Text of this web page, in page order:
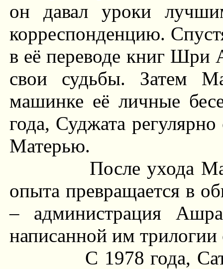
он давал уроки
корреспонденцию.
в её переводе книг Шри
свои судьбы. Затем
машинке её личные
года, Суджата
Матерью.
После ухода
опыта превращается в
– администрация
написанной им
С 1978 года,